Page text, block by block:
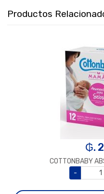
Productos
₲.
COTTONBABY
-